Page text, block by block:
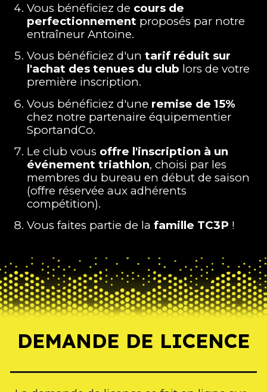
Vous bénéficiez de cours de
perfectionnement proposés par notre
entraîneur Antoine.
Vous bénéficiez d'untarif réduit sur
l'achat des tenues du club lors de votre
première inscription.
Vous bénéficiez d'une remise de 15%
chez notre partenaire équipementier
SportandCo.
Le club vous offre l'inscription à un
événement triathlon, choisi par les
membres du bureau en début de saison
(offre réservée aux adhérents
compétition).
Vous faites partie de lafamille TC3P !
DEMANDE DE LICENCE